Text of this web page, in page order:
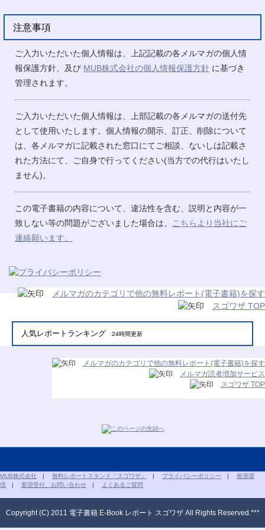
注意事項
ご入力いただいた個人情報は、上記記載の各メルマガの個人情
報保護方針、及び MUB株式会社の個人情報保護方針 に基づき
管理されます。
ご入力いただいた個人情報は、上部記載の各メルマガの送付先
として使用いたします。個人情報の開示、訂正、削除について
は、各メルマガに記載された窓口にてご相談、ないしは記載さ
れた方法にて、ご自身で行ってください(当方での代行はいたし
ません)。
この電子書籍の内容について、違法性を含む、説明と内容が一
致しない等の問題がございました場合は、
こちらより当社にご
連絡願います。
メルマガのカテゴリで他の無料レポート(電子書籍)を探す
スゴワザ TOP
人気レポートランキング 24時間更新
メルマガのカテゴリで他の無料レポート(電子書籍)を探す
メルマガ読者増加サービス
スゴワザ TOP
MUB株式会社 | 無料レポートスタンド「スゴワザ」 | プライバシーポリシー | 推奨環
境 | 要望受付、お問い合わせ | よくあるご質問
Copyright (C) 2011 電子書籍 E-Book レポート スゴワザ All Rights Reserved.***